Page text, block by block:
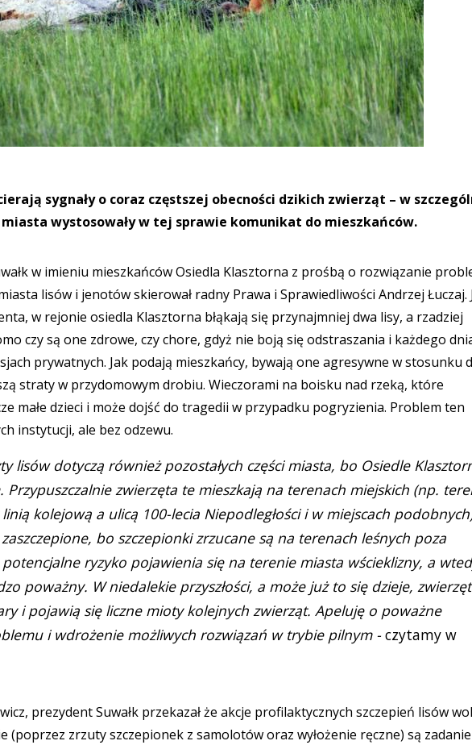
sygnały o coraz częstszej obecności dzikich zwierząt – w
wystosowały w tej sprawie komunikat do mieszkańców.
w imieniu mieszkańców Osiedla Klasztorna z prośbą o rozwiązanie
lisów i jenotów skierował radny Prawa i Sprawiedliwości Andrzej Łuczaj.
w rejonie osiedla Klasztorna błąkają się przynajmniej dwa lisy, a rzadziej
czy są one zdrowe, czy chore, gdyż nie boją się odstraszania i każdego
prywatnych. Jak podają mieszkańcy, bywają one agresywne w stosunku
straty w przydomowym drobiu. Wieczorami na boisku nad rzeką, które
małe dzieci i może dojść do tragedii w przypadku pogryzienia. Problem ten
instytucji, ale bez odzewu.
lisów dotyczą również pozostałych części miasta, bo Osiedle
zwierzęta te mieszkają na terenach miejskich (np.
kolejową a ulicą 100-lecia Niepodległości i w miejscach
bo szczepionki zrzucane są na terenach leśnych poza
ryzyko pojawienia się na terenie miasta wścieklizny, a
poważny. W niedalekie przyszłości, a może już to się dzieje,
i pojawią się liczne mioty kolejnych zwierząt. Apeluję o poważne
i wdrożenie możliwych rozwiązań w trybie pilnym - czytamy w
prezydent Suwałk przekazał że akcje profilaktycznych szczepień lisów
(poprzez zrzuty szczepionek z samolotów oraz wyłożenie ręczne) są